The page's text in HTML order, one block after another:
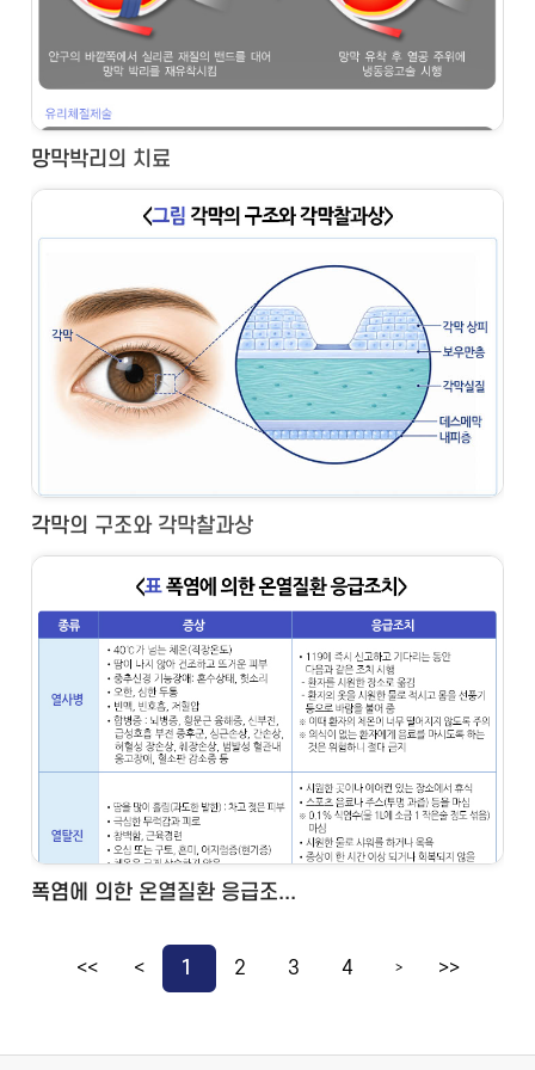
망막박리의 치료
각막의 구조와 각막찰과상
폭염에 의한 온열질환 응급조...
<< < 1 2 3 4 > >>